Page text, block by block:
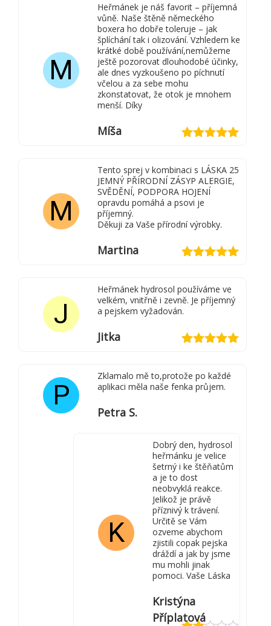
M
Heřmánek je náš favorit – příjemná
vůně. Naše štěně německého
boxera ho dobře toleruje – jak
šplíchání tak i olizování. Vzhledem ke
krátké době používání,nemůžeme
ještě pozorovat dlouhodobé účinky,
ale dnes vyzkoušeno po píchnutí
včelou a za sebe mohu
zkonstatovat, že otok je mnohem
menší. Díky
Míša
M
Tento sprej v kombinaci s LÁSKA 25
JEMNÝ PŘÍRODNÍ ZÁSYP ALERGIE,
SVĚDĚNÍ, PODPORA HOJENÍ
opravdu pomáhá a psovi je
příjemný.
Děkuji za Vaše přírodní výrobky.
Martina
J
Heřmánek hydrosol používáme ve
velkém, vnitřně i zevně. Je příjemný
a pejskem vyžadován.
Jitka
P
Zklamalo mě to,protože po každé
aplikaci měla naše fenka průjem.
Petra S.
K
Dobrý den, hydrosol
heřmánku je velice
šetrný i ke štěňatům
a je to dost
neobvyklá reakce.
Jelikož je právě
příznivý k trávení.
Určitě se Vám
ozveme abychom
zjistili copak pejska
dráždí a jak by jsme
mu mohli jinak
pomoci. Vaše Láska
Kristýna
Příplatová